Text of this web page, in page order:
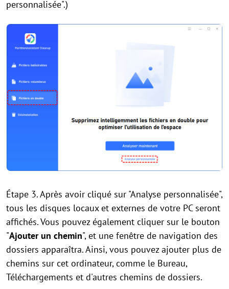
personnalisée".)
Étape 3. Après avoir cliqué sur "Analyse personnalisée",
tous les disques locaux et externes de votre PC seront
affichés. Vous pouvez également cliquer sur le bouton
"Ajouter un chemin", et une fenêtre de navigation des
dossiers apparaîtra. Ainsi, vous pouvez ajouter plus de
chemins sur cet ordinateur, comme le Bureau,
Téléchargements et d'autres chemins de dossiers.